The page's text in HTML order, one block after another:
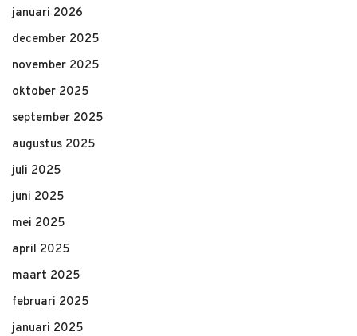
januari 2026
december 2025
november 2025
oktober 2025
september 2025
augustus 2025
juli 2025
juni 2025
mei 2025
april 2025
maart 2025
februari 2025
januari 2025